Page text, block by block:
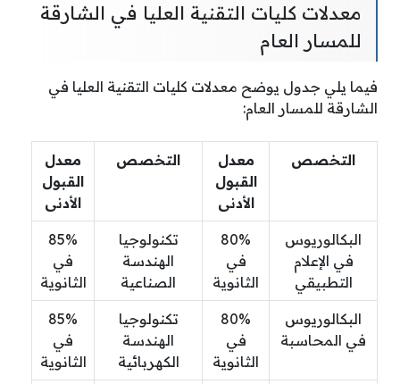
معدلات كليات التقنية العليا في الشارقة
للمسار العام
فيما يلي جدول يوضح معدلات كليات التقنية العليا في
الشارقة للمسار العام:
التخصص
معدل
القبول
الأدنى
التخصص
معدل
القبول
الأدنى
البكالوريوس
في الإعلام
التطبيقي
80%
في
الثانوية
تكنولوجيا
الهندسة
الصناعية
85%
في
الثانوية
البكالوريوس
في المحاسبة
80%
في
الثانوية
تكنولوجيا
الهندسة
الكهربائية
85%
في
الثانوية